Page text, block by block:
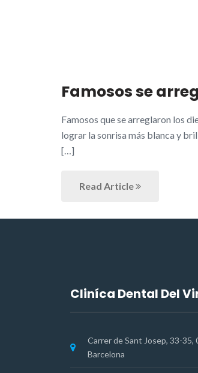
Famosos se
Famosos que se arreglaron los
lograr la sonrisa más blanca y
[…]
Read Article
Cliníca Dental Del
Carrer de Sant Josep, 33-35,
Barcelona